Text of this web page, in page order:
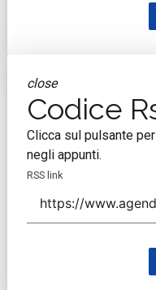
close
Codice
Clicca sul pulsante
negli appunti.
RSS link